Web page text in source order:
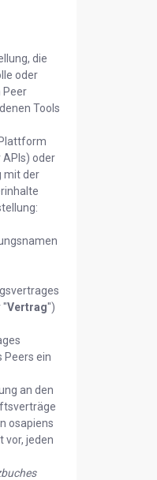
die
oder
Peer
Tools
oder
mit der
"Vertrag")
Peers ein
an den
osapiens
vor, jeden